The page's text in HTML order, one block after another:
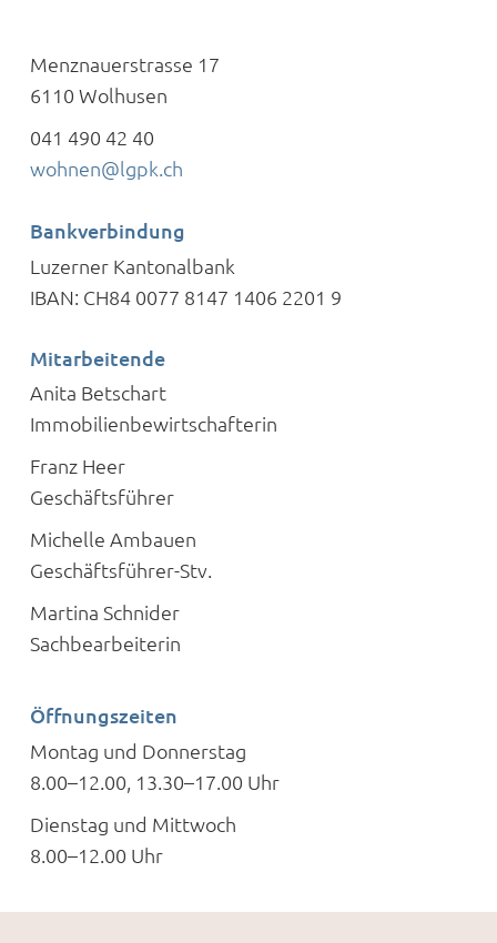
Menznauerstrasse 17
6110 Wolhusen
041 490 42 40
wohnen@lgpk.ch
Bankverbindung
Luzerner Kantonalbank
IBAN: CH84 0077 8147 1406 2201 9
Mitarbeitende
Anita Betschart
Immobilienbewirtschafterin
Franz Heer
Geschäftsführer
Michelle Ambauen
Geschäftsführer-Stv.
Martina Schnider
Sachbearbeiterin
Öffnungszeiten
Montag und Donnerstag
8.00–12.00, 13.30–17.00 Uhr
Dienstag und Mittwoch
8.00–12.00 Uhr